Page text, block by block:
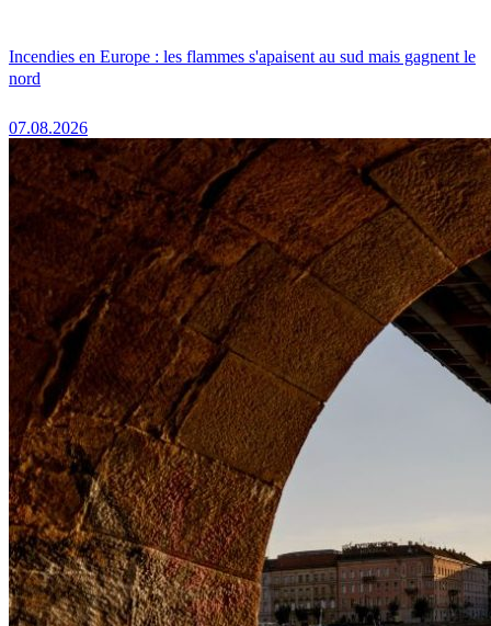
Incendies en Europe : les flammes s'apaisent au sud mais gagnent le
nord
07.08.2026